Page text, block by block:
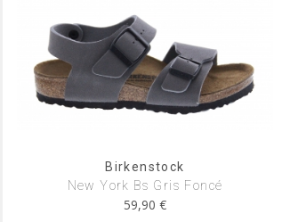
Birkenstock
New York Bs Gris Foncé
59,90 €